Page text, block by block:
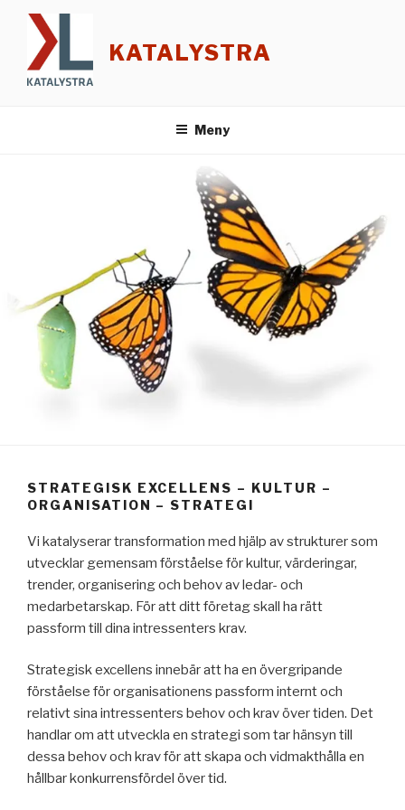
Hoppa
innehåll
KATALYSTRA
Meny
STRATEGISK EXCELLENS – KULTUR –
ORGANISATION – STRATEGI
Vi katalyserar transformation med hjälp av strukturer som
utvecklar gemensam förståelse för kultur, värderingar,
trender, organisering och behov av ledar- och
medarbetarskap. För att ditt företag skall ha rätt
passform till dina intressenters krav.
Strategisk excellens innebär att ha en övergripande
förståelse för organisationens passform internt och
relativt sina intressenters behov och krav över tiden. Det
handlar om att utveckla en strategi som tar hänsyn till
dessa behov och krav för att skapa och vidmakthålla en
hållbar konkurrensfördel över tid.